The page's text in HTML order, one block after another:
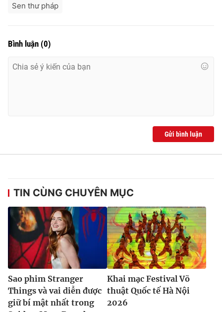
Sen thư pháp
Bình luận (0)
Gửi bình luận
TIN CÙNG CHUYÊN MỤC
Sao phim Stranger
Things và vai diễn được
giữ bí mật nhất trong
Khai mạc Festival Võ
thuật Quốc tế Hà Nội
2026